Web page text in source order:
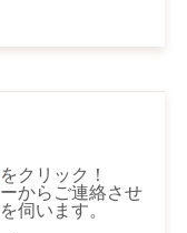
をクリック！
からご連絡させ
伺います。